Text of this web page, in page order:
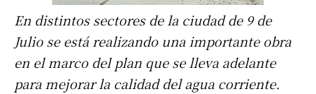
En distintos sectores de la ciudad de 9 de
Julio se está realizando una importante obra
en el marco del plan que se lleva adelante
para mejorar la calidad del agua corriente.